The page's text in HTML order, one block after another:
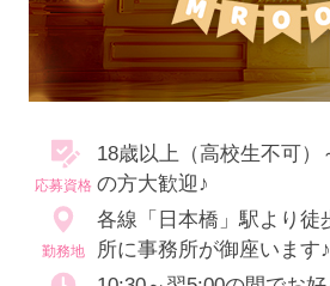
応募資格
18歳以上（高校生不可）
の方大歓迎♪
勤務地
各線「日本橋」駅より徒
所に事務所が御座います♪